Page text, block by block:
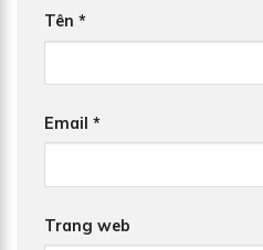
Tên *
Email *
Trang web